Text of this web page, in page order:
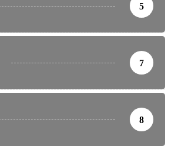
5
7
8